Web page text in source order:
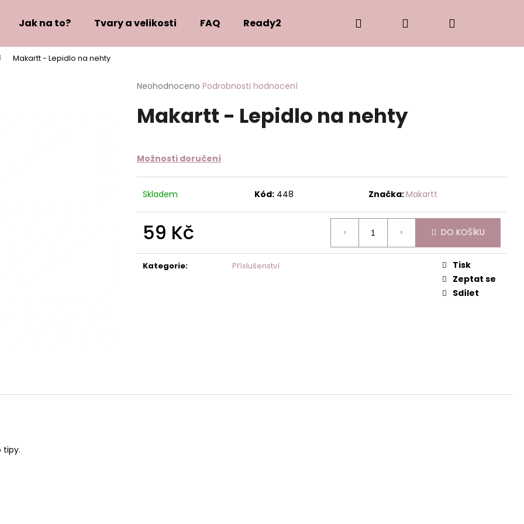
Jak na to? Tvary a velikosti FAQ Ready2Ship Přihlášení
Makartt - Lepidlo na nehty
Průměrné
produktu
je
hvězdiček.
Neohodnoceno Podrobnosti hodnocení
Makartt - Lepidlo na nehty
Možnosti doručení
Skladem Kód: 448 Značka:Makartt
59 Kč
cena:
DO KOŠÍKU
Kategorie: Příslušenství
Tisk
Zeptat se
Sdílet
tipy.
Co potřebujete najít?
HLEDAT
Následující
BRUSNÝ BLOK NA NEHTY - PINK